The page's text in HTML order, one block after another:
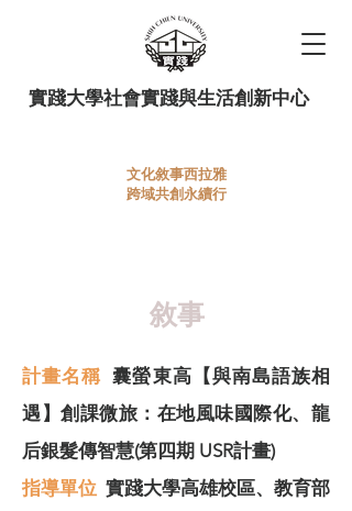
實踐大學社會實踐與生活創新中心
文化敘事西拉雅
跨域共創永續行
敘事
計畫名稱 囊螢東高【與南島語族相
遇】創課微旅：在地風味國際化、龍
后銀髮傳智慧(第四期 USR計畫)
指導單位 實踐大學高雄校區、教育部